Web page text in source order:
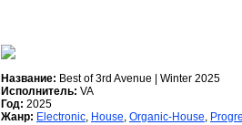
Название: Best of 3rd Avenue | Winter 2025
Исполнитель: VA
Год: 2025
Жанр: Electronic, House, Organic-House,